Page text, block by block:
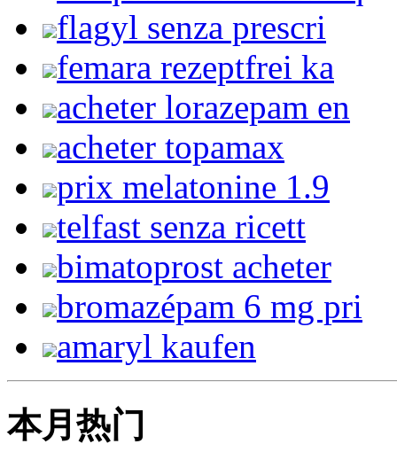
flagyl senza prescri
femara rezeptfrei ka
acheter lorazepam en
acheter topamax
prix melatonine 1.9
telfast senza ricett
bimatoprost acheter
bromazépam 6 mg pri
amaryl kaufen
本月热门